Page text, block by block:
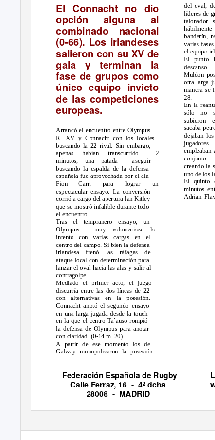
del oval,
líderes de
talonador
El Connacht no dio
opción alguna al
combinado nacional
(0-66). Los irlandeses
salieron con su XV de
gala y terminan la
fase de grupos como
único equipo invicto
de las competiciones
europeas.
banderín,
varias
el equipo
El punto
Muldon
otra larga
manera se
28.
En la
sólo no
subieron
sacaba
dejaban
Arrancó el encuentro entre Olympus
R. XV y Connacht con los locales
buscando la 22 rival. Sin embargo, jugadores
empleaban
conjunto
apenas habían transcurrido
2
minutos, una patada
seguir
a
creando la
uno de los
El quinto
minutos
Adrian
buscando la espalda de la defensa
española fue aprovechada por el ala
Fion
Carr, para lograr
un
espectacular ensayo. La conversión
corrió a cargo del apertura Ian Kitley
que se mostró infalible durante todo
el encuentro.
Tras el tempranero ensayo, un
Olympus
muy voluntarioso lo
intentó con varias cargas en el
centro del campo. Si bien la defensa
irlandesa frenó las ráfagas de
ataque local con determinación para
lanzar el oval hacia las alas y salir al
contragolpe.
Mediado el primer acto, el juego
discurría entre las dos líneas de 22
con alternativas en la posesión.
Connacht anotó el segundo ensayo
en una larga jugada desde la touch
en la que el centro Ta´auso rompió
la defensa de Olympus para anotar
con claridad (0-14 m. 20)
A partir de ese momento los de
Galway monopolizaron la posesión
Federación Española de Rugby
Calle Ferraz, 16 - 4ºdcha
28008 - MADRID